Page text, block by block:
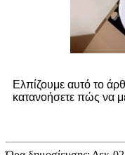
Ελπίζουμε αυτό το
κατανοήσετε πώς να